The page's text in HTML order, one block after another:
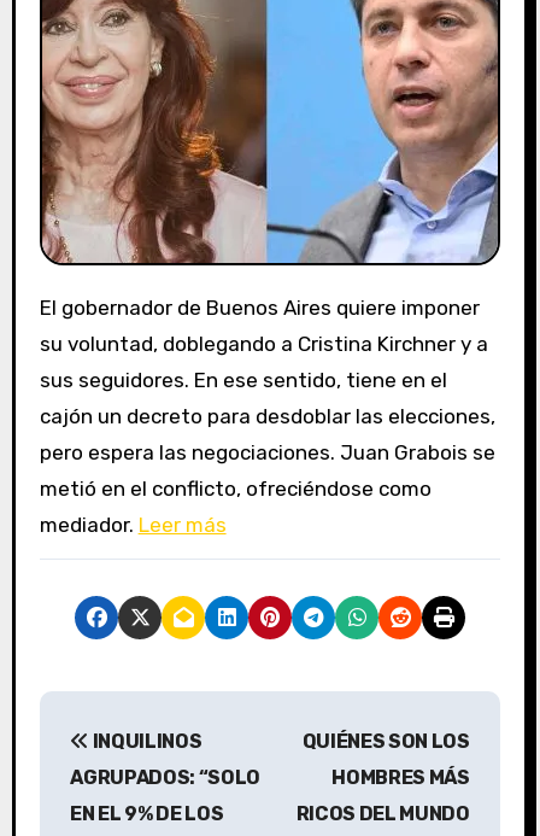
El gobernador de Buenos Aires quiere imponer
su voluntad, doblegando a Cristina Kirchner y a
sus seguidores. En ese sentido, tiene en el
cajón un decreto para desdoblar las elecciones,
pero espera las negociaciones. Juan Grabois se
metió en el conflicto, ofreciéndose como
mediador. Leer más
N
INQUILINOS
AGRUPADOS: “SOLO
EN EL 9% DE LOS
QUIÉNES SON LOS
HOMBRES MÁS
RICOS DEL MUNDO